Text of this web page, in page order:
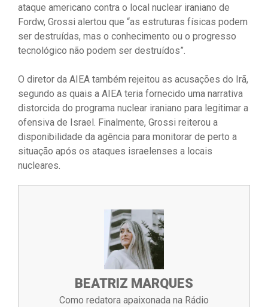
ataque americano contra o local nuclear iraniano de
Fordw, Grossi alertou que “as estruturas físicas podem
ser destruídas, mas o conhecimento ou o progresso
tecnológico não podem ser destruídos”.
O diretor da AIEA também rejeitou as acusações do Irã,
segundo as quais a AIEA teria fornecido uma narrativa
distorcida do programa nuclear iraniano para legitimar a
ofensiva de Israel. Finalmente, Grossi reiterou a
disponibilidade da agência para monitorar de perto a
situação após os ataques israelenses a locais
nucleares.
BEATRIZ MARQUES
Como redatora apaixonada na Rádio